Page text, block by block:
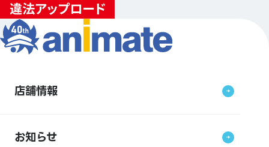
店舗情報
お知らせ